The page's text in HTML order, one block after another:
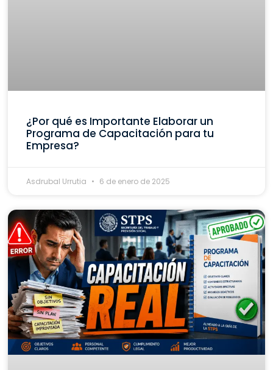
¿Por qué es Importante Elaborar un
Programa de Capacitación para tu
Empresa?
Asdrubal Urrutia 6 de enero de 2025